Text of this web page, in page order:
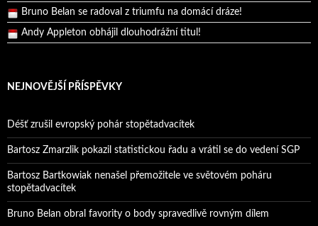
Andy Appleton obhájil dlouhodrážní titul!
Reprezentační dvojice brala český titul!
NEJNOVĚJŠÍ PŘÍSPĚVKY
Déšť zrušil evropský pohár stopětadvacítek
Bartosz Zmarzlik pokazil statistickou řadu a vrátil se do vedení SGP
Bartosz Bartkowiak nenašel přemožitele ve světovém poháru
stopětadvacítek
Bruno Belan obral favority o body spravedlivě rovným dílem